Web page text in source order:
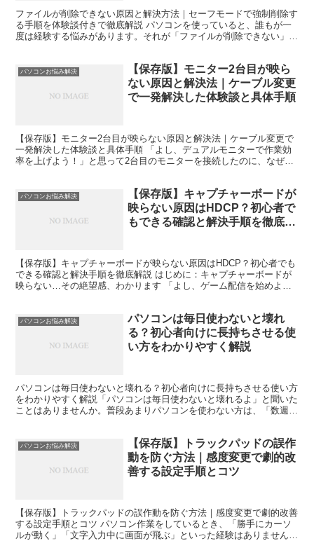
ファイルが削除できない原因と解決方法｜セーフモードで強制削除す
る手順を体験談付きで徹底解説 パソコンを使っていると、誰もが一
度は経験する悩みがあります。それが「ファイルが削除できない」と
パソコンお悩み解決
【保存版】モニター2台目が映ら
ない原因と解決法｜ケーブル変更
で一発解決した体験談と具体手順
【保存版】モニター2台目が映らない原因と解決法｜ケーブル変更で
一発解決した体験談と具体手順 「よし、デュアルモニターで作業効
率を上げよう！」と思って2台目のモニターを接続したのに、なぜか
パソコンお悩み解決
【保存版】キャプチャーボードが
映らない原因はHDCP？初心者で
もできる確認と解決手順を徹底解
【保存版】キャプチャーボードが映らない原因はHDCP？初心者でも
できる確認と解決手順を徹底解説 はじめに：キャプチャーボードが
映らない…その絶望感、わかります 「よし、ゲーム配信を始めよ
パソコンお悩み解決
パソコンは毎日使わないと壊れ
る？初心者向けに長持ちさせる使
い方をわかりやすく解説
パソコンは毎日使わないと壊れる？初心者向けに長持ちさせる使い方
をわかりやすく解説「パソコンは毎日使わないと壊れるよ」と聞いた
ことはありませんか。普段あまりパソコンを使わない方は、「数週間
パソコンお悩み解決
【保存版】トラックパッドの誤作
動を防ぐ方法｜感度変更で劇的改
善する設定手順とコツ
【保存版】トラックパッドの誤作動を防ぐ方法｜感度変更で劇的改善
する設定手順とコツ パソコン作業をしているとき、「勝手にカーソ
ルが動く」「文字入力中に画面が飛ぶ」といった経験はありません